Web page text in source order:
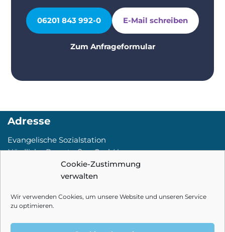
Cookie-Zustimmung
verwalten
Wir verwenden Cookies, um unsere Website und unseren Service
zu optimieren.
06201 843 992-0 E-Mail schreiben
Zum Anfrageformular
Adresse
Evangelische Sozialstation
Nördliche Bergstraße gGmbH
69502 Hemsbach
Kontakt
Fax: 06201.84 39 92-9